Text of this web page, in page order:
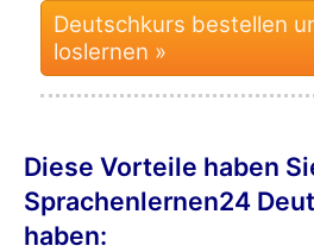
Deutschkurs bestellen
loslernen »
Diese Vorteile haben
Sprachenlernen24
haben: